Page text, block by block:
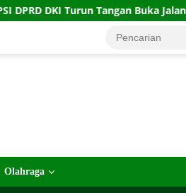
Tangan Buka Jalan Damai Sengketa
Olahraga